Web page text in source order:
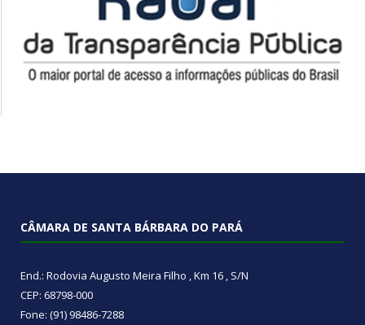
CÂMARA DE SANTA BÁRBARA DO PARÁ
End.: Rodovia Augusto Meira Filho , Km 16 , S/N
CEP: 68798-000
Fone: (91) 98486-7288